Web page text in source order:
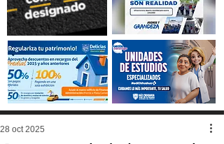
28 oct 2025